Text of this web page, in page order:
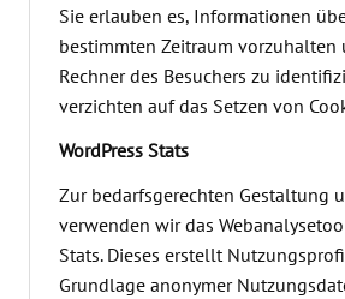
Sie erlauben es, Informationen
bestimmten Zeitraum vorzuhalten
Rechner des Besuchers zu
verzichten auf das Setzen von
WordPress Stats
Zur bedarfsgerechten Gestaltung
verwenden wir das
Stats. Dieses erstellt
Grundlage anonymer